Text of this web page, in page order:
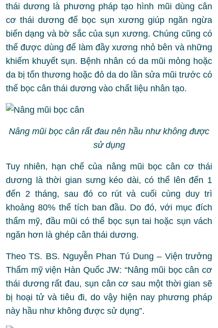
thái dương là phương pháp tạo hình mũi dùng cân
cơ thái dương để bọc sụn xương giúp ngăn ngừa
biến dạng và bờ sắc của sụn xương. Chúng cũng có
thể được dùng để làm đầy xương nhỏ bên và những
khiếm khuyết sụn. Bệnh nhân có da mũi mỏng hoặc
da bị tổn thương hoặc đỏ da do lần sửa mũi trước có
thể bọc cân thái dương vào chất liệu nhân tạo.
Nâng mũi bọc cân rất đau nên hầu như không được
sử dụng
Tuy nhiên, hạn chế của nâng mũi bọc cân cơ thái
dương là thời gian sưng kéo dài, có thể lên đến 1
đến 2 tháng, sau đó co rút và cuối cùng duy trì
khoảng 80% thể tích ban đầu. Do đó, với mục đích
thẩm mỹ, đầu mũi có thể bọc sụn tai hoặc sụn vách
ngăn hơn là ghép cân thái dương.
Theo TS. BS. Nguyễn Phan Tú Dung – Viện trưởng
Thẩm mỹ viện Hàn Quốc JW: “Nâng mũi bọc cân cơ
thái dương rất đau, sụn cân cơ sau một thời gian sẽ
bị hoại tử và tiêu đi, do vậy hiện nay phương pháp
này hầu như không được sử dụng”.